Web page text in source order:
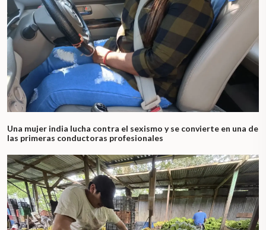
Una mujer india lucha contra el sexismo y se convierte en una de
las primeras conductoras profesionales